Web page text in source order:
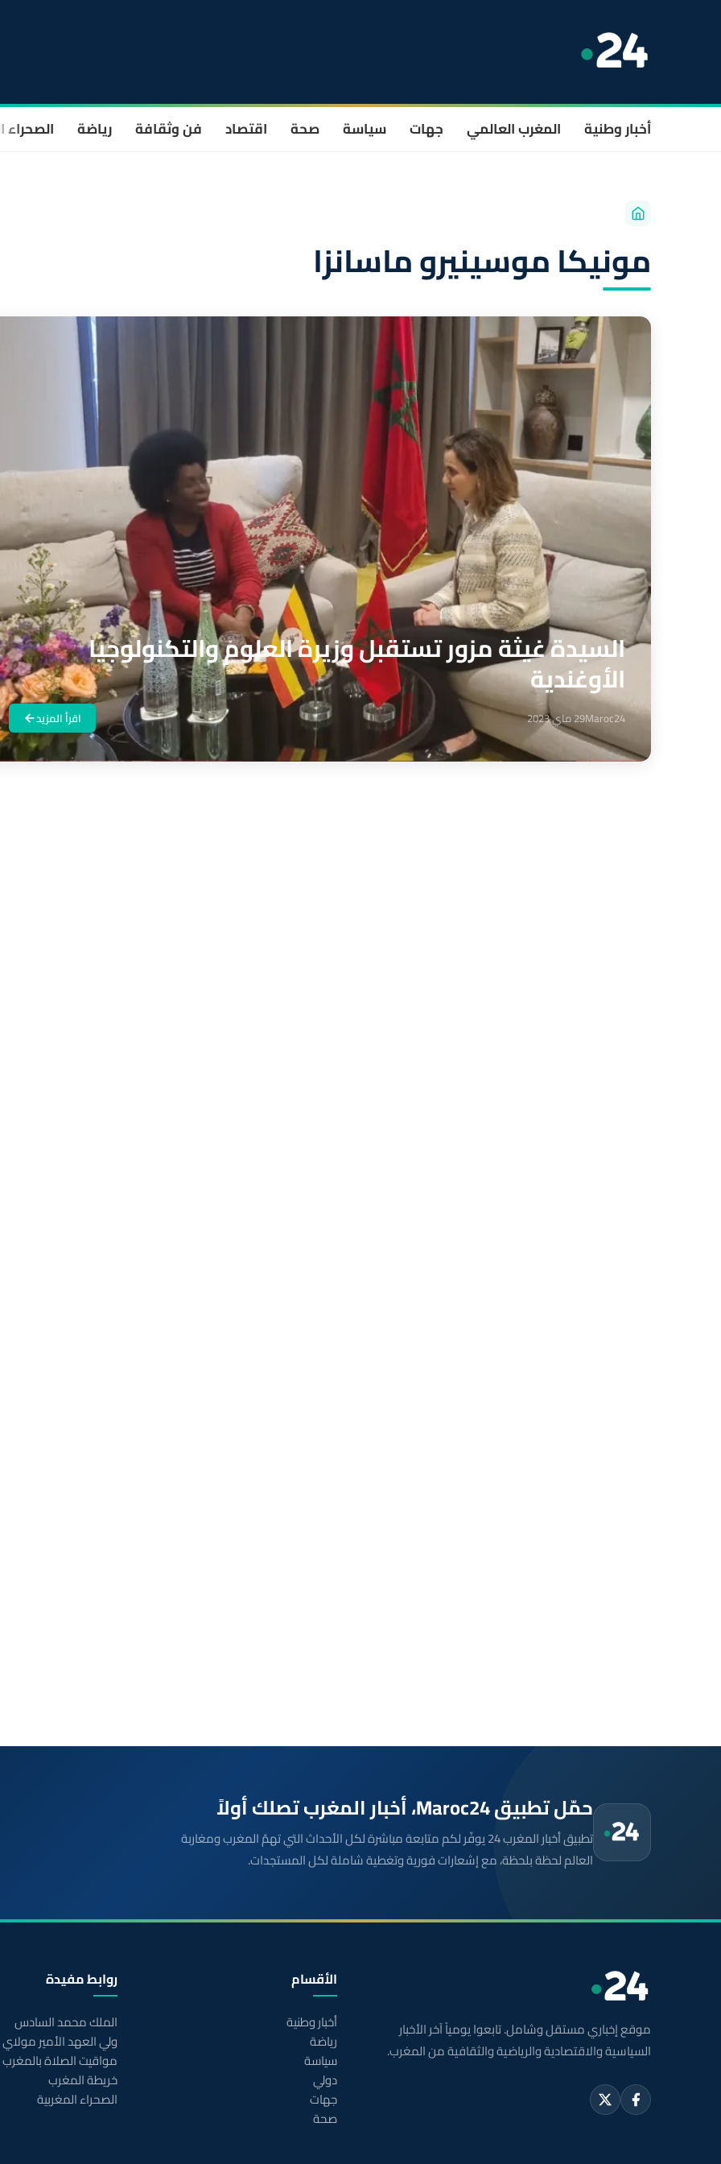
أخبار وطنية المغرب العالمي جهات سياسة صحة اقتصاد فن وثقافة رياضة الصحراء
مونيكا موسينيرو ماسانزا
السيدة غيثة مزور تستقبل وزيرة العلوم والتكنولوجيا
الأوغندية
Maroc2429 ماي 2023 اقرأ المزيد
حمّل تطبيق Maroc24، أخبار المغرب تصلك أولاً
تطبيق أخبار المغرب 24 يوفّر لكم متابعة مباشرة لكل الأحداث التي تهمّ المغرب ومغاربة
العالم لحظة بلحظة، مع إشعارات فورية وتغطية شاملة لكل المستجدات.
موقع إخباري مستقل وشامل. تابعوا يومياً آخر الأخبار
السياسية والاقتصادية والرياضية والثقافية من المغرب.
الأقسام
أخبار وطنية
رياضة
سياسة
دولي
جهات
صحة
روابط مفيدة
الملك محمد السادس
ولي العهد الأمير
مواقيت الصلاة بالمغرب
خريطة المغرب
الصحراء المغربية